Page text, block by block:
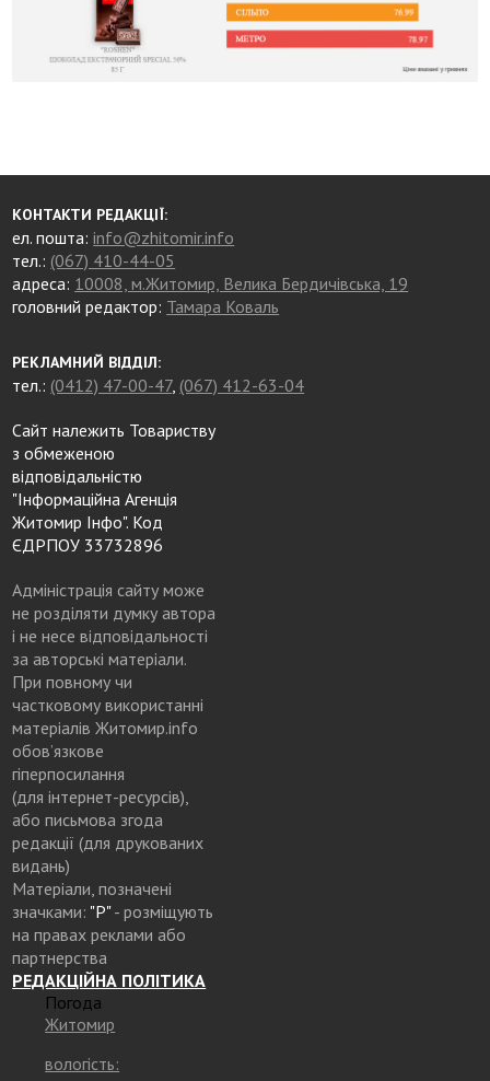
КОНТАКТИ РЕДАКЦІЇ:
ел. пошта:info@zhitomir.info
тел.: (067) 410-44-05
адреса: 10008, м.Житомир, Велика Бердичівська, 19
головний редактор: Тамара Коваль
РЕКЛАМНИЙ ВІДДІЛ:
тел.: (0412) 47-00-47, (067) 412-63-04
Сайт належить Товариству
з обмеженою
відповідальністю
"Інформаційна Агенція
Житомир Інфо". Код
ЄДРПОУ 33732896
Адміністрація сайту може
не розділяти думку автора
і не несе відповідальності
за авторські матеріали.
При повному чи
частковому використанні
матеріалів Житомир.info
обов’язкове
гіперпосилання
(для інтернет-ресурсів),
або письмова згода
редакції (для друкованих
видань)
Матеріали, позначені
значками: "Р"- розміщують
на правах реклами або
партнерства
РЕДАКЦІЙНА ПОЛІТИКА
Погода
Житомир
вологість: